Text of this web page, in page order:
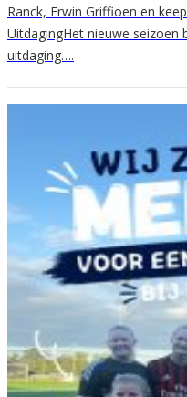
Ranck, Erwin Griffioen en
UitdagingHet nieuwe seizoen
uitdaging….